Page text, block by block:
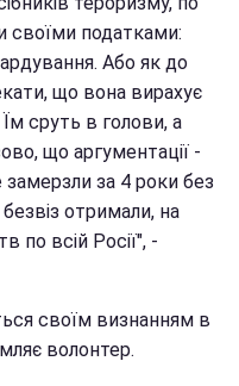
своїми податками:
Або як до
що вона вирахує
сруть в голови, а
що аргументації -
за 4 роки без
безвіз отримали, на
по всій Росії", -
своїм визнанням в
волонтер.